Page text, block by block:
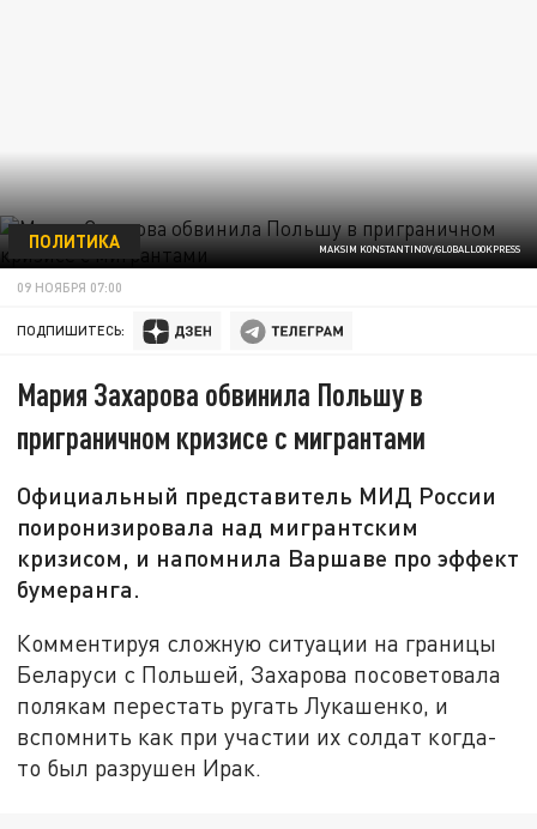
MAKSIM KONSTANTINOV/GLOBALLOOKPRESS
ПОЛИТИКА
09 НОЯБРЯ 07:00
ПОДПИШИТЕСЬ:
Мария Захарова обвинила Польшу в
приграничном кризисе с мигрантами
Официальный представитель МИД России
поиронизировала над мигрантским
кризисом, и напомнила Варшаве про эффект
бумеранга.
Комментируя сложную ситуации на границы
Беларуси с Польшей, Захарова посоветовала
полякам перестать ругать Лукашенко, и
вспомнить как при участии их солдат когда-
то был разрушен Ирак.